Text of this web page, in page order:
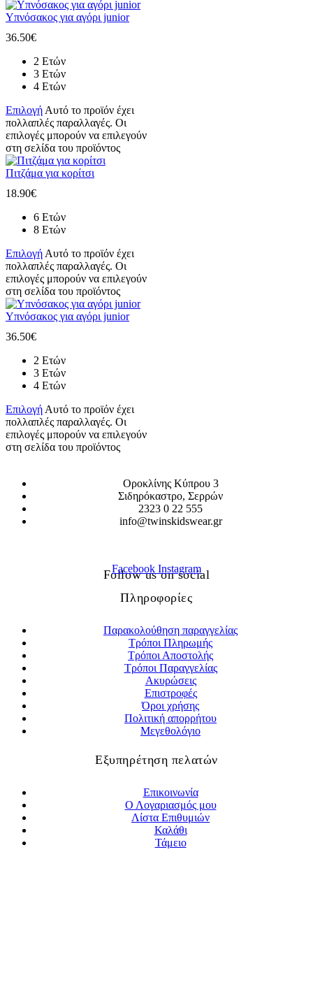
Υπνόσακος για αγόρι junior
36.50€
2 Ετών
3 Ετών
4 Ετών
Επιλογή Αυτό το προϊόν έχει
πολλαπλές παραλλαγές. Οι
επιλογές μπορούν να επιλεγούν
στη σελίδα του προϊόντος
Πιτζάμα για κορίτσι
18.90€
6 Ετών
8 Ετών
Επιλογή Αυτό το προϊόν έχει
πολλαπλές παραλλαγές. Οι
επιλογές μπορούν να επιλεγούν
στη σελίδα του προϊόντος
Υπνόσακος για αγόρι junior
36.50€
2 Ετών
3 Ετών
4 Ετών
ΕπιλογήΑυτό το προϊόν έχει
πολλαπλές παραλλαγές. Οι
επιλογές μπορούν να επιλεγούν
στη σελίδα του προϊόντος
Οροκλίνης Κύπρου 3
Σιδηρόκαστρο, Σερρών
2323 0 22 555
info@twinskidswear.gr
Follow us on social
Facebook Instagram
Πληροφορίες
Παρακολούθηση παραγγελίας
Τρόποι Πληρωμής
Τρόποι Αποστολής
Τρόποι Παραγγελίας
Ακυρώσεις
Επιστροφές
Όροι χρήσης
Πολιτική απορρήτου
Μεγεθολόγιο
Εξυπηρέτηση πελατών
Επικοινωνία
Ο Λογαριασμός μου
Λίστα Επιθυμιών
Καλάθι
Τάμειο